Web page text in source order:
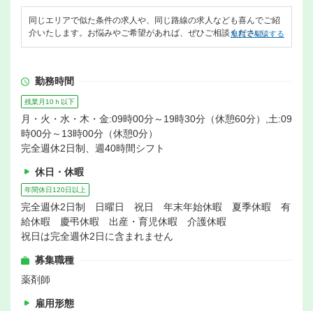
同じエリアで似た条件の求人や、同じ路線の求人なども喜んでご紹
介いたします。お悩みやご希望があれば、ぜひご相談ください。
無料で相談する
勤務時間
残業月10ｈ以下
月・火・水・木・金:09時00分～19時30分（休憩60分）,土:09
時00分～13時00分（休憩0分）
完全週休2日制、週40時間シフト
休日・休暇
年間休日120日以上
完全週休2日制 日曜日 祝日 年末年始休暇 夏季休暇 有
給休暇 慶弔休暇 出産・育児休暇 介護休暇
祝日は完全週休2日に含まれません
募集職種
薬剤師
雇用形態